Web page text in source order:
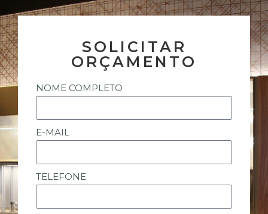
SOLICITAR
ORÇAMENTO
NOME COMPLETO
E-MAIL
TELEFONE